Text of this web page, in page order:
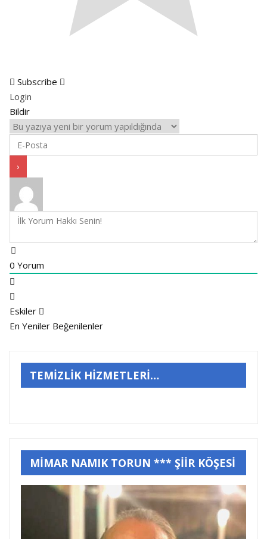
Subscribe
Login
Bildir
0 Yorum
Eskiler
En Yeniler Beğenilenler
TEMİZLİK HİZMETLERİ…
MİMAR NAMIK TORUN *** ŞİİR KÖŞESİ